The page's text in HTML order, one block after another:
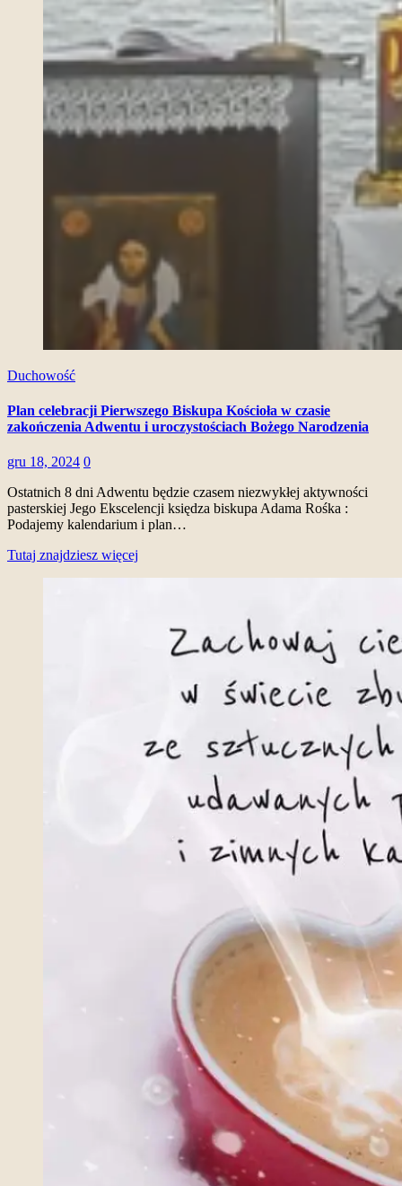
Duchowość
Plan celebracji Pierwszego Biskupa Kościoła w czasie
zakończenia Adwentu i uroczystościach Bożego Narodzenia
gru 18, 2024 0
Ostatnich 8 dni Adwentu będzie czasem niezwykłej aktywności
pasterskiej Jego Ekscelencji księdza biskupa Adama Rośka :
Podajemy kalendarium i plan…
Tutaj znajdziesz więcej